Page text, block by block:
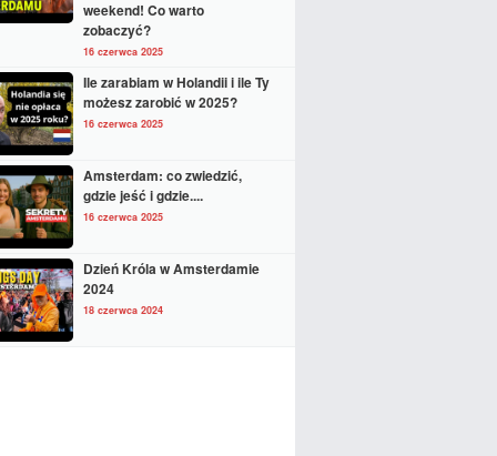
weekend! Co warto
zobaczyć?
16 czerwca 2025
Ile zarabiam w Holandii i ile Ty
możesz zarobić w 2025?
16 czerwca 2025
Amsterdam: co zwiedzić,
gdzie jeść i gdzie....
16 czerwca 2025
Dzień Króla w Amsterdamie
2024
18 czerwca 2024